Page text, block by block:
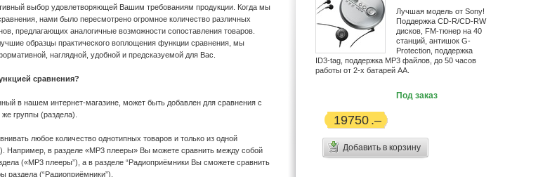
выбор удовлетворяющей Вашим требованиям продукции. Когда мы
нами было пересмотрено огромное количество различных
предлагающих аналогичные возможности сопоставления товаров.
образцы практического воплощения функции сравнения, мы
наглядной, удобной и предсказуемой для Вас.
сравнения?
в нашем интернет-магазине, может быть добавлен для сравнения с
группы (раздела).
любое количество однотипных товаров и только из одной
Например, в разделе «MP3 плееры» Вы можете сравнить между собой
(«MP3 плееры”), а в разделе “Радиоприёмники Вы сможете сравнить
раздела (“Радиоприёмники”).
Лучшая модель от Sony!
Поддержка CD-R/CD-RW
дисков, FM-тюнер на 40
станций, антишок G-
Protection, поддержка
ID3-tag, поддержка MP3 файлов, до 50 часов
работы от 2-х батарей АА.
Под заказ
19750
Добавить в корзину